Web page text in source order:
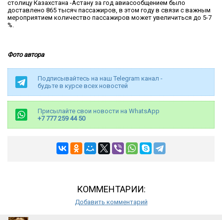
столицу Казахстана -Астану за год авиасообщением было
доставлено 865 тысяч пассажиров, в этом году в связи с важным
мероприятием количество пассажиров может увеличиться до 5-7
%.
Фото автора
Подписывайтесь на наш Telegram канал -
будьте в курсе всех новостей
Присылайте свои новости на WhatsApp
+7 777 259 44 50
КОММЕНТАРИИ:
Добавить комментарий